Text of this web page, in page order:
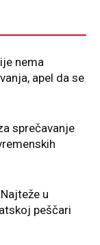
nema
apel da se
sprečavanje
u
peščari